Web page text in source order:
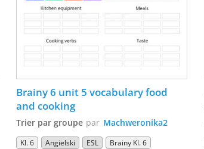
Brainy 6 unit 5 vocabulary food
and cooking
Trier par groupe par Machweronika2
Kl. 6 Angielski ESL Brainy Kl. 6